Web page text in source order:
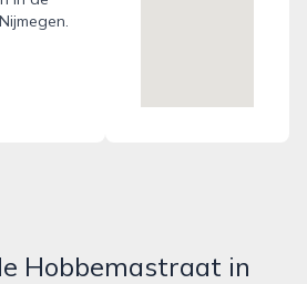
Hobbemastraat in